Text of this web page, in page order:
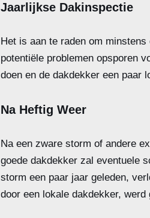
Jaarlijkse Dakinspectie
Het is aan te raden om
potentiële problemen opsporen
doen en de dakdekker een paar
Na Heftig Weer
Na een zware storm of andere
goede dakdekker zal eventuele
storm een paar jaar geleden,
door een lokale dakdekker,